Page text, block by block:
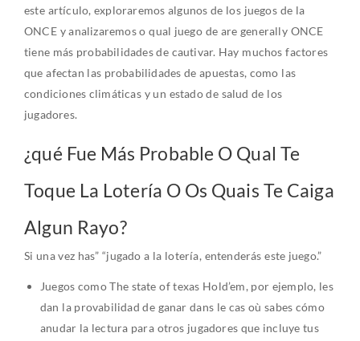
este artículo, exploraremos algunos de los juegos de la
ONCE y analizaremos o qual juego de are generally ONCE
tiene más probabilidades de cautivar. Hay muchos factores
que afectan las probabilidades de apuestas, como las
condiciones climáticas y un estado de salud de los
jugadores.
¿qué Fue Más Probable O Qual Te
Toque La Lotería O Os Quais Te Caiga
Algun Rayo?
Si una vez has” “jugado a la lotería, entenderás este juego.”
Juegos como The state of texas Hold’em, por ejemplo, les
dan la provabilidad de ganar dans le cas où sabes cómo
anudar la lectura para otros jugadores que incluye tus